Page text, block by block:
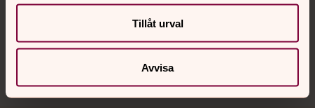
Tillåt urval
Avvisa